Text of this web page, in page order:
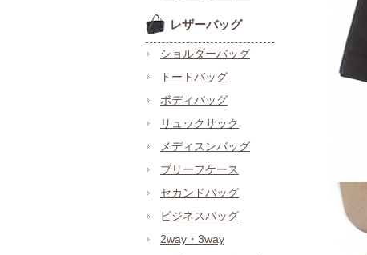
レザーバッグ
ショルダーバッグ
トートバッグ
ボディバッグ
リュックサック
メディスンバッグ
ブリーフケース
セカンドバッグ
ビジネスバッグ
2way・3way